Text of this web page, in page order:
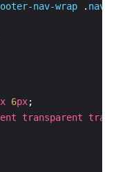
nav-wrap . nav-
6px
transparent